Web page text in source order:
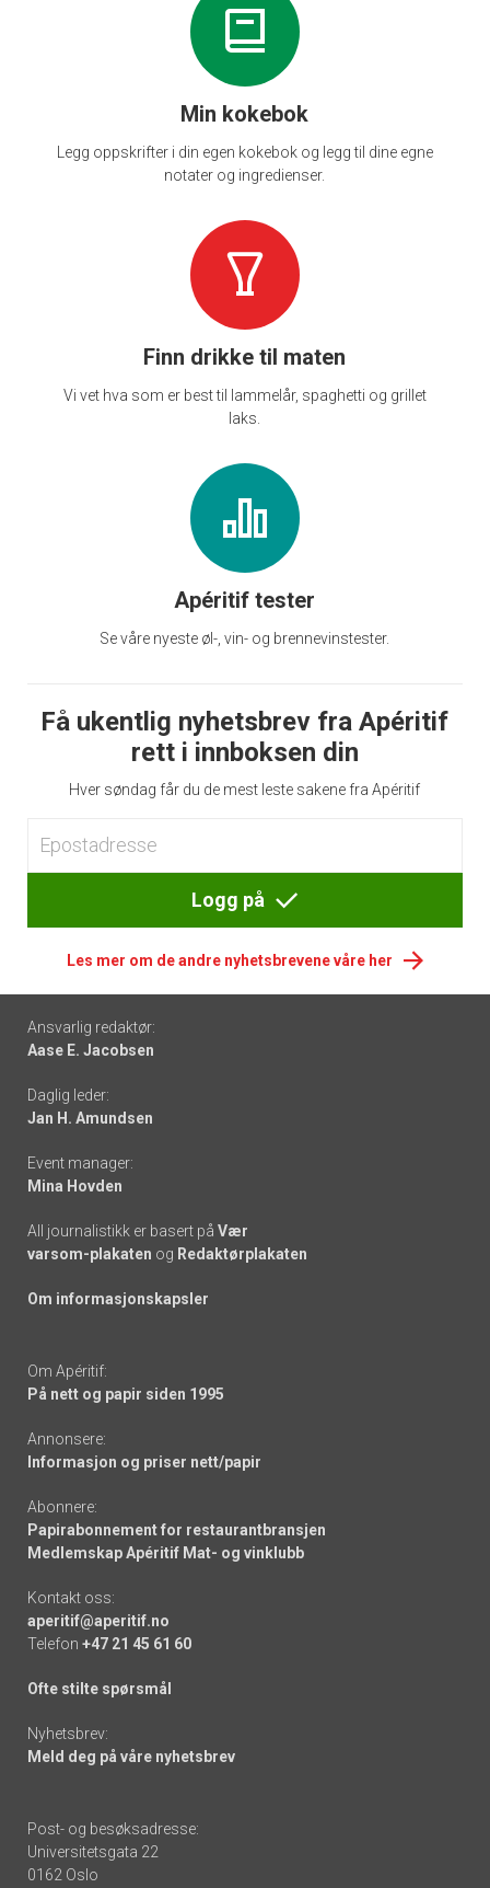
Min kokebok
Legg oppskrifter i din egen kokebok og legg til dine egne
notater og ingredienser.
Finn drikke til maten
Vi vet hva som er best til lammelår, spaghetti og grillet
laks.
Apéritif tester
Se våre nyeste øl-, vin- og brennevinstester.
Få ukentlig nyhetsbrev fra Apéritif
rett i innboksen din
Hver søndag får du de mest leste sakene fra Apéritif
Logg på
Les mer om de andre nyhetsbrevene våre her
Footer
-
links
Ansvarlig redaktør:
Aase E. Jacobsen
Daglig leder:
Jan H. Amundsen
Event manager:
Mina Hovden
All journalistikk er basert på Vær
varsom-plakaten og Redaktørplakaten
Om informasjonskapsler
Om Apéritif:
På nett og papir siden 1995
Annonsere:
Informasjon og priser nett/papir
Abonnere:
Papirabonnement for restaurantbransjen
Medlemskap Apéritif Mat- og vinklubb
Kontakt oss:
aperitif@aperitif.no
Telefon +47 21 45 61 60
Ofte stilte spørsmål
Nyhetsbrev:
Meld deg på våre nyhetsbrev
Post- og besøksadresse:
Universitetsgata 22
0162 Oslo